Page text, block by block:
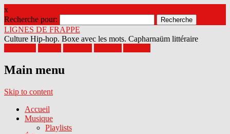
x
Recherche pour:
LIGNES DE FRAPPE
Culture Hip-hop. Boxe avec les mots. Capharnaüm littéraire
Main menu
Skip to content
Accueil
Musique
Playlists